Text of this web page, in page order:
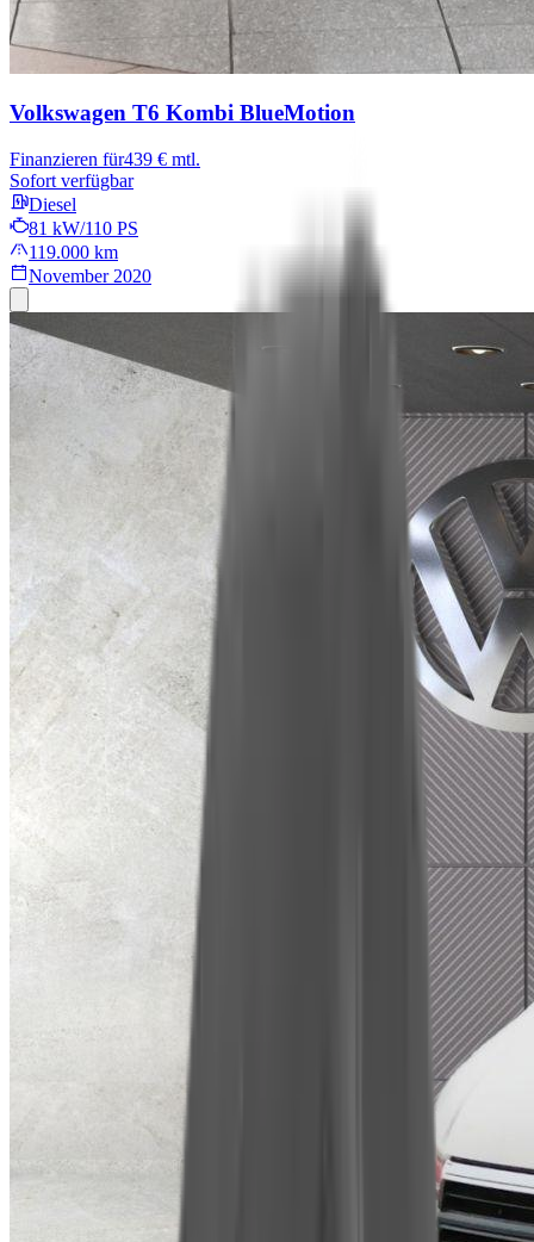
Volkswagen T6 Kombi BlueMotion
Finanzieren für439 € mtl.
Sofort verfügbar
Diesel
81 kW/110 PS
119.000 km
November 2020